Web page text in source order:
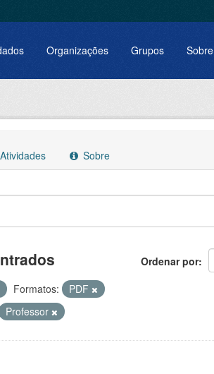
Organizações Grupos Sobre
Sobre
Ordenar por
Formatos:
PDF
Professor